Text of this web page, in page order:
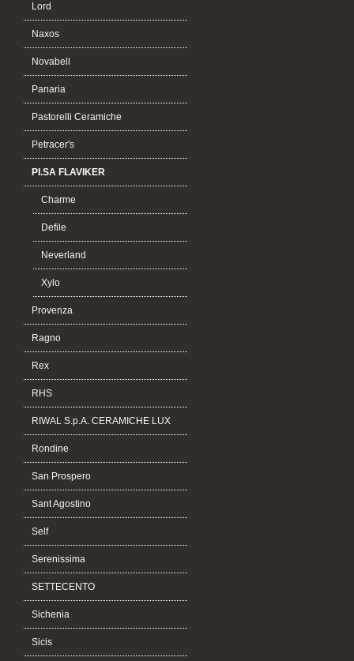
Lord
Naxos
Novabell
Panaria
Pastorelli Ceramiche
Petracer's
PI.SA FLAVIKER
Charme
Defile
Neverland
Xylo
Provenza
Ragno
Rex
RHS
RIWAL S.p.A. CERAMICHE LUX
Rondine
San Prospero
Sant Agostino
Self
Serenissima
SETTECENTO
Sichenia
Sicis